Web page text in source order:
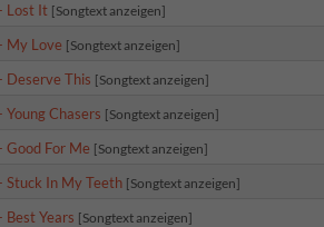
Lost It [Songtext anzeigen]
My Love [Songtext anzeigen]
Deserve This [Songtext anzeigen]
Young Chasers [Songtext anzeigen]
Good For Me [Songtext anzeigen]
Stuck In My Teeth [Songtext anzeigen]
Best Years [Songtext anzeigen]